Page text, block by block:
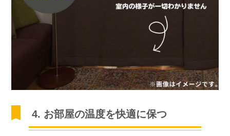
4. お部屋の温度を快適に保つ